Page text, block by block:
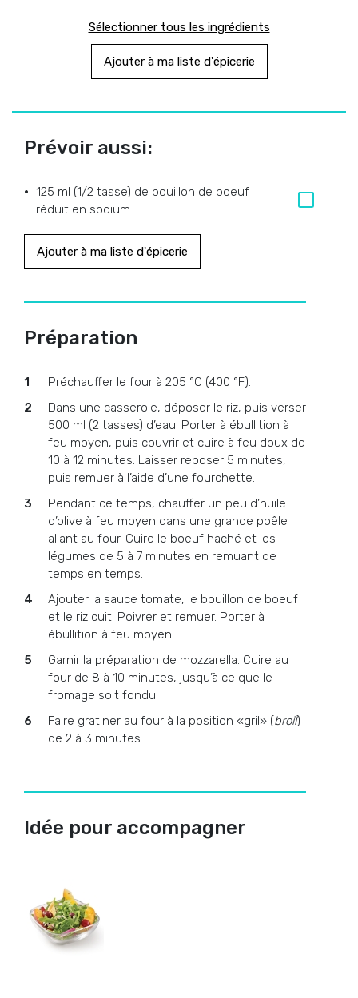
Sélectionner tous les ingrédients
Ajouter à ma liste d'épicerie
Prévoir aussi:
125 ml (1/2 tasse) de bouillon de boeuf
réduit en sodium
Ajouter à ma liste d'épicerie
Préparation
Préchauffer le four à 205 °C (400 °F).
Dans une casserole, déposer le riz, puis verser
500 ml (2 tasses) d’eau. Porter à ébullition à
feu moyen, puis couvrir et cuire à feu doux de
10 à 12 minutes. Laisser reposer 5 minutes,
puis remuer à l’aide d’une fourchette.
Pendant ce temps, chauffer un peu d’huile
d’olive à feu moyen dans une grande poêle
allant au four. Cuire le boeuf haché et les
légumes de 5 à 7 minutes en remuant de
temps en temps.
Ajouter la sauce tomate, le bouillon de boeuf
et le riz cuit. Poivrer et remuer. Porter à
ébullition à feu moyen.
Garnir la préparation de mozzarella. Cuire au
four de 8 à 10 minutes, jusqu’à ce que le
fromage soit fondu.
Faire gratiner au four à la position «gril» (broil)
de 2 à 3 minutes.
Idée pour accompagner